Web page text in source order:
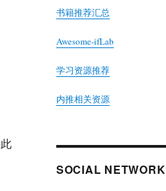
书籍推荐汇总
Awesome-ifLab
学习资源推荐
内推相关资源
SOCIAL NETWORK